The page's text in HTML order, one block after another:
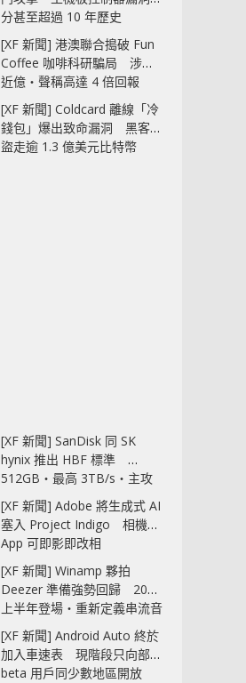
分甚至超過 10 年歷史
[XF 新聞] 港澳聯合搗破 Fun
Coffee 咖啡科研騙局 涉款
近億‧聲稱高達 4 倍回報
[XF 新聞] Coldcard 離線「冷
錢包」爆出致命漏洞 黑客已
盜走逾 1.3 億美元比特幣
[XF 新聞] SanDisk 同 SK
hynix 推出 HBF 標準
512GB‧最高 3TB/s‧主攻
AI 記憶體
[XF 新聞] Adobe 將生成式 AI
塞入 Project Indigo 相機
App 可即影即改相
[XF 新聞] Winamp 夥拍
Deezer 準備強勢回歸 2027
上半年登場‧重新定義串流音
樂播放器
[XF 新聞] Android Auto 終於
加入車速表 現階段只向部分
beta 用戶同少數地區開放